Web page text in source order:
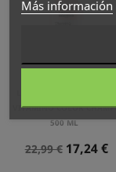
VITAMINO COLOR
500 ML
Precio
22,99 € Precio
17,24 €
Más información